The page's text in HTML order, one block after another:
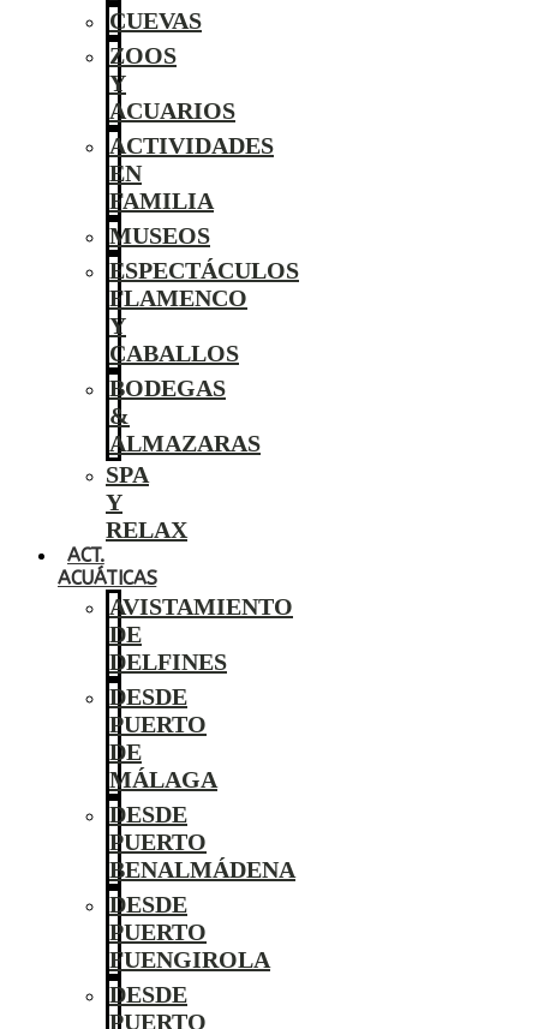
CUEVAS
ZOOS
Y
ACUARIOS
ACTIVIDADES
EN
FAMILIA
MUSEOS
ESPECTÁCULOS
FLAMENCO
Y
CABALLOS
BODEGAS
&
ALMAZARAS
SPA
Y
RELAX
ACT.
ACUÁTICAS
AVISTAMIENTO
DE
DELFINES
DESDE
PUERTO
DE
MÁLAGA
DESDE
PUERTO
BENALMÁDENA
DESDE
PUERTO
FUENGIROLA
DESDE
PUERTO